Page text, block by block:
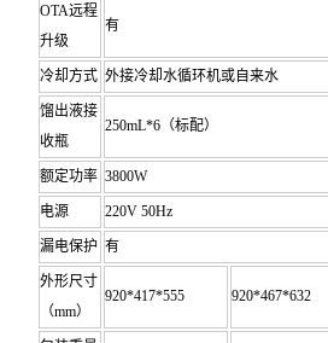
OTA远程
升级
有
冷却方式 外接冷却水循环机或自来水
馏出液接
收瓶
250mL*6（标配）
额定功率 3800W
电源 220V 50Hz
漏电保护 有
外形尺寸
（mm）
920*417*555 920*467*632